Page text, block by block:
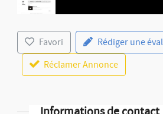
Favori
Rédiger une
Réclamer Annonce